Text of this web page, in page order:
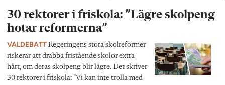
30 rektorer i friskola: ”Lägre skolpeng
hotar reformerna”
VALDEBATT Regeringens stora skolreformer
riskerar att drabba fristående skolor extra
hårt, om deras skolpeng blir lägre. Det skriver
30 rektorer i friskola: ”Vi kan inte trolla med